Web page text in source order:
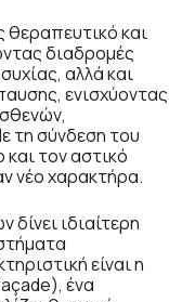
θεραπευτικό και
διαδρομές
αλλά και
ενισχύοντας
τη σύνδεση του
τον αστικό
νέο χαρακτήρα.
ιδιαίτερη
είναι η
ένα